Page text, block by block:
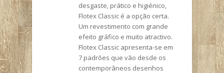
desgaste, prático e higiénico,
Flotex Classic é a opção certa.
Um revestimento com grande
efeito gráfico e muito atractivo.
Flotex Classic apresenta-se em
7 padrões que vão desde os
contemporâneos desenhos